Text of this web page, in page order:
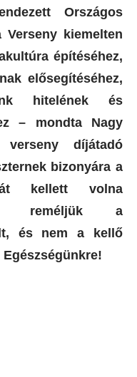
Országos
Verseny kiemelten
építéséhez,
elősegítéséhez,
hitelének és
– mondta Nagy
díjátadó
bizonyára a
kellett volna
reméljük a
és nem a kellő